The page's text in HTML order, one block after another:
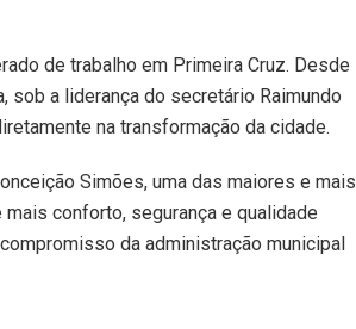
de trabalho em Primeira Cruz. Desde
sob a liderança do secretário Raimundo
na transformação da cidade.
Simões, uma das maiores e mais
conforto, segurança e qualidade
da administração municipal